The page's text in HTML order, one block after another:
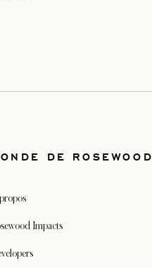
DE ROSEWOOD
Impacts